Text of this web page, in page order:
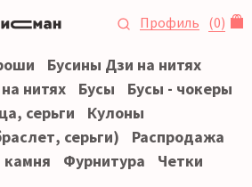
Профиль (0)
Бусины Дзи на нитях
нитях
Бусы
Бусы - чокеры
серьги
Кулоны
серьги)
Распродажа
камня
Фурнитура Четки